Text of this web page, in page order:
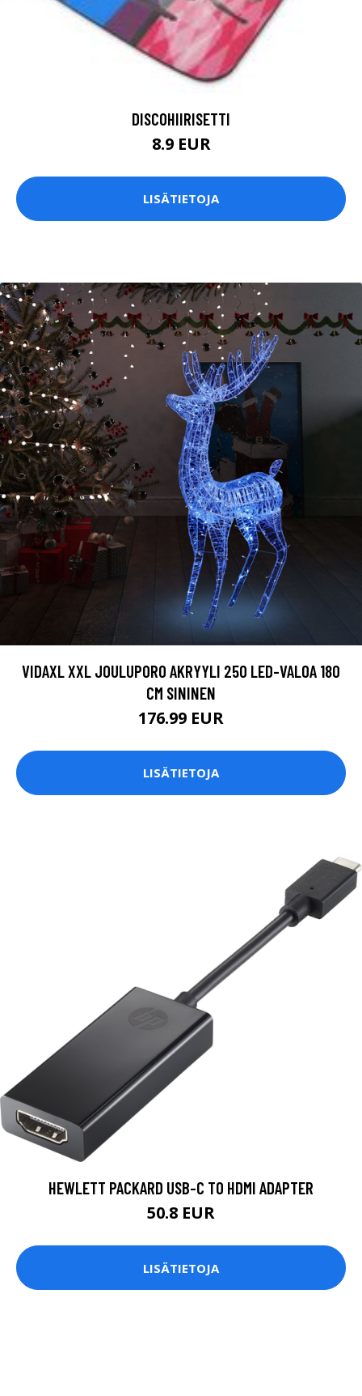
DISCOHIIRISETTI
8.9 EUR
LISÄTIETOJA
VIDAXL XXL JOULUPORO AKRYYLI 250 LED-VALOA 180
CM SININEN
176.99 EUR
LISÄTIETOJA
HEWLETT PACKARD USB-C TO HDMI ADAPTER
50.8 EUR
LISÄTIETOJA